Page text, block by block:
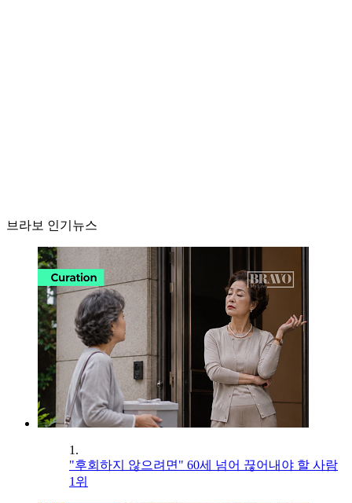
브라보 인기뉴스
1.
"후회하지 않으려면" 60세 넘어 끊어내야 할 사람
1위